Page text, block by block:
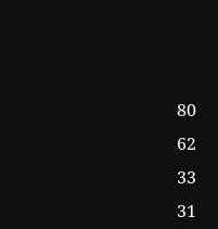
80
62
33
31